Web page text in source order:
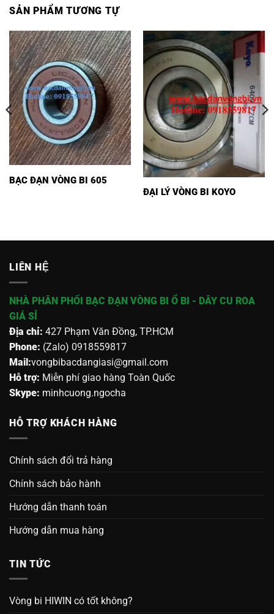
SẢN PHẨM TƯƠNG TỰ
BẠC ĐẠN VÒNG BI 605
ĐẠI LÝ VÒNG BI KOYO
LIÊN HỆ
NHÀ PHÂN PHỐI BẠC ĐẠN VÒNG BI Ổ BI - DÂY CU ROA
GIÁ SỈ
Địa chỉ: 427 Phạm Văn Đồng, TP.HCM
Phone: (Zalo) 0918559817
Mail:vongbibacdangiasi@gmail.com
Hỗ trợ: Miễn phí giao hàng Toàn Quốc
Skype: minhcuong.ngocha
HỖ TRỢ KHÁCH HÀNG
Chính sách đổi trả hàng
Chính sách bảo hành
Hướng dẫn thanh toán
Hướng dẫn mua hàng
TIN TỨC
Vòng bi HIWIN có tốt không?